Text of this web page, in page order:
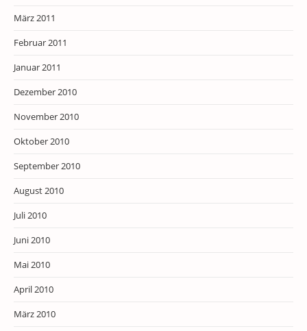
März 2011
Februar 2011
Januar 2011
Dezember 2010
November 2010
Oktober 2010
September 2010
August 2010
Juli 2010
Juni 2010
Mai 2010
April 2010
März 2010